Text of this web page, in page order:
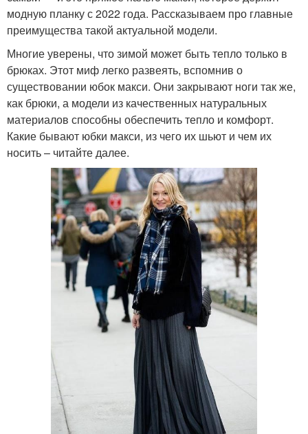
модную планку с 2022 года. Рассказываем про главные
преимущества такой актуальной модели.
Многие уверены, что зимой может быть тепло только в
брюках. Этот миф легко развеять, вспомнив о
существовании юбок макси. Они закрывают ноги так же,
как брюки, а модели из качественных натуральных
материалов способны обеспечить тепло и комфорт.
Какие бывают юбки макси, из чего их шьют и чем их
носить – читайте далее.